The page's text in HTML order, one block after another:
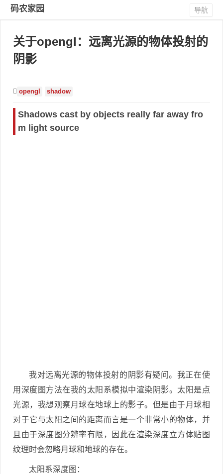
码农家园 导航
关于opengl：远离光源的物体投射的
阴影
opengl shadow
Shadows cast by objects really far away fro
m light source
我对远离光源的物体投射的阴影有疑问。我正在使
用深度图方法在我的太阳系模拟中渲染阴影。太阳是点
光源，我想观察月球在地球上的影子。但是由于月球相
对于它与太阳之间的距离而言是一个非常小的物体，并
且由于深度图分辨率有限，因此在渲染深度立方体贴图
纹理时会忽略月球和地球的存在。
太阳系深度图：